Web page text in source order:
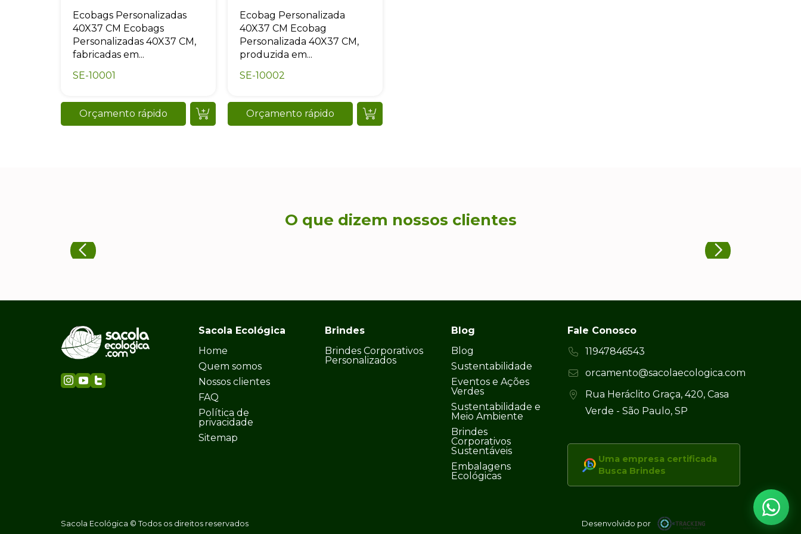
Ecobags Personalizadas
40X37 CM Ecobags
Personalizadas 40X37 CM,
fabricadas em...
SE-10001
Orçamento rápido
Ecobag Personalizada
40X37 CM Ecobag
Personalizada 40X37 CM,
produzida em...
SE-10002
Orçamento rápido
O que dizem nossos clientes
Sacola Ecológica
Home
Quem somos
Nossos clientes
FAQ
Política de
privacidade
Sitemap
Brindes
Brindes Corporativos
Personalizados
Blog
Blog
Sustentabilidade
Eventos e Ações
Verdes
Sustentabilidade e
Meio Ambiente
Brindes
Corporativos
Sustentáveis
Embalagens
Ecológicas
Fale Conosco
11947846543
orcamento@sacolaecologica.com
Rua Heráclito Graça, 420, Casa
Verde - São Paulo, SP
Uma empresa certificada
Busca Brindes
Sacola Ecológica © Todos os direitos reservados Desenvolvido por